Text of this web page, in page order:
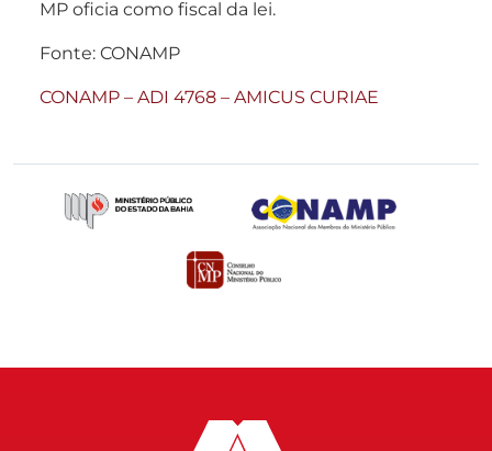
MP oficia como fiscal da lei.
Fonte: CONAMP
CONAMP – ADI 4768 – AMICUS CURIAE